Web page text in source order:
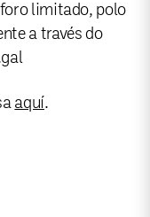
limitado, polo
a través do
aquí.